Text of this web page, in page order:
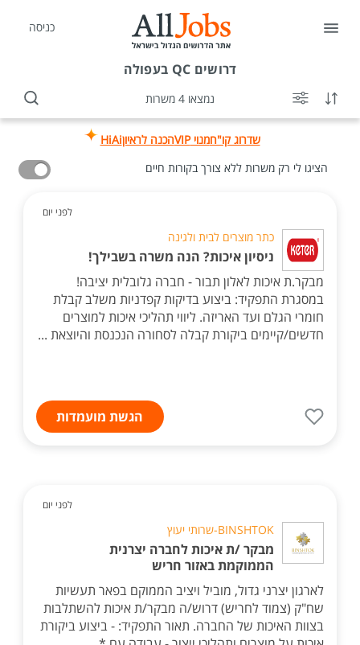
כניסה
דרושים QC בעפולה
נמצאו 4 משרות
שדרוג קו"חמנוי VIP הכנה לראיוןHiAi
הציגו לי רק משרות ללא צורך בקורות חיים
לפני יום
כתר מוצרים לבית ולגינה
ניסיון איכות? הנה משרה בשבילך!
מבקר.ת איכות לאלון תבור - חברה גלובלית יציבה!
במסגרת התפקיד: ביצוע בדיקות קפדניות משלב קבלת
חומרי הגלם ועד האריזה. ליווי תהליכי איכות למוצרים
חדשים/קיימים ביקורת קבלה לסחורה הנכנסת והיוצאת ...
הגשת מועמדות
לפני יום
BINSHTOK-שרותי יעוץ
מבקר /ת איכות לחברה יצרנית
הממוקמת באזור חריש
לארגון יצרני גדול, מוביל ויציב הממוקם בפאר תעשיות
שח"ק (צמוד לחריש) דרוש/ה מבקר/ת איכות להשתלבות
בצוות האיכות של החברה. תאור התפקיד: - ביצוע ביקורת